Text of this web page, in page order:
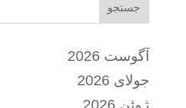
جستجو
آگوست 2026
جولای 2026
ژوئن 2026